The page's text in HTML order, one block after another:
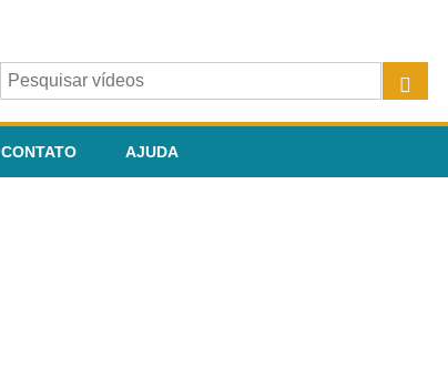
CONTATO AJUDA